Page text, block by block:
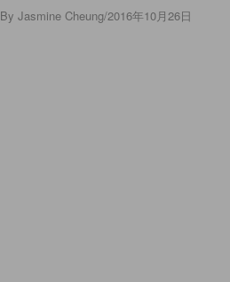
By Jasmine Cheung/2016年10月26日